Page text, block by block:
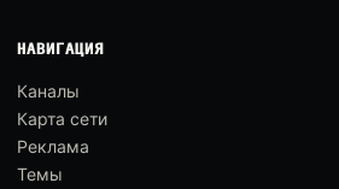
НАВИГАЦИЯ
Каналы
Карта сети
Реклама
Темы